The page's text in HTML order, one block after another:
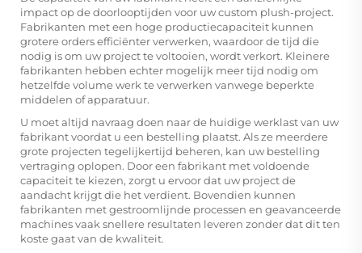
impact op de doorlooptijden voor uw custom plush-project.
Fabrikanten met een hoge productiecapaciteit kunnen
grotere orders efficiënter verwerken, waardoor de tijd die
nodig is om uw project te voltooien, wordt verkort. Kleinere
fabrikanten hebben echter mogelijk meer tijd nodig om
hetzelfde volume werk te verwerken vanwege beperkte
middelen of apparatuur.
U moet altijd navraag doen naar de huidige werklast van uw
fabrikant voordat u een bestelling plaatst. Als ze meerdere
grote projecten tegelijkertijd beheren, kan uw bestelling
vertraging oplopen. Door een fabrikant met voldoende
capaciteit te kiezen, zorgt u ervoor dat uw project de
aandacht krijgt die het verdient. Bovendien kunnen
fabrikanten met gestroomlijnde processen en geavanceerde
machines vaak snellere resultaten leveren zonder dat dit ten
koste gaat van de kwaliteit.